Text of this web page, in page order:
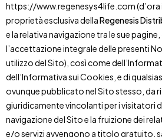
https://www.regenesys4life.com (d’ora
proprietà esclusiva dellaRegenesis
e la relativa navigazione tra le sue
l’accettazione integrale delle presenti
utilizzo del Sito), così come
dell’Informativa sui Cookies, e di
ovunque pubblicato nel Sito stesso, da
giuridicamente vincolanti per i visitatori
navigazione del Sito e la fruizione dei
e/o servizi avvengono a titolo gratuito,